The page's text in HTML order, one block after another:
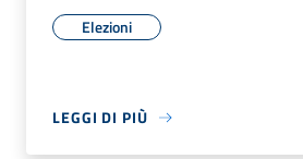
Elezioni
LEGGI DI PIÙ